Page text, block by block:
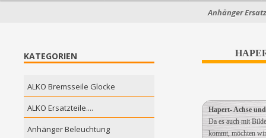
Anhänger
KATEGORIEN
ALKO Bremsseile Glocke
ALKO Ersatzteile....
Anhänger Beleuchtung
Hapert- Achse
Da es auch mit
kommt, möchten